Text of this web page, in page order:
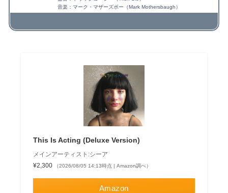
音楽：マーク・マザーズボー（Mark Mothersbaugh）
This Is Acting (Deluxe Version)
メインアーティスト:シーア
¥2,300
（2026/08/05 14:13時点 | Amazon調べ）
Amazon